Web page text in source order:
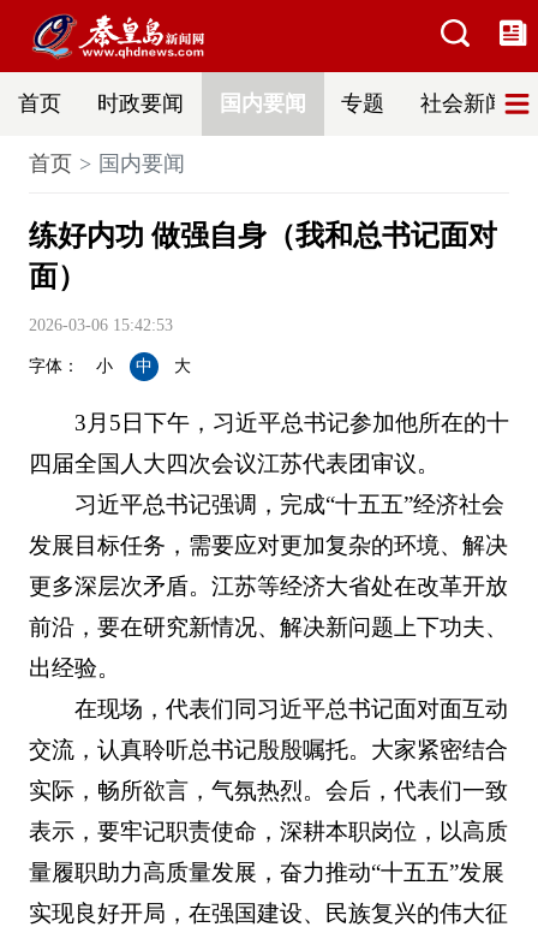
首页 时政要闻 国内要闻 专题 社会新闻
首页 国内要闻
练好内功 做强自身（我和总书记面对
面）
2026-03-06 15:42:53
字体： 小 中 大
3月5日下午，习近平总书记参加他所在的十
四届全国人大四次会议江苏代表团审议。
习近平总书记强调，完成“十五五”经济社会
发展目标任务，需要应对更加复杂的环境、解决
更多深层次矛盾。江苏等经济大省处在改革开放
前沿，要在研究新情况、解决新问题上下功夫、
出经验。
在现场，代表们同习近平总书记面对面互动
交流，认真聆听总书记殷殷嘱托。大家紧密结合
实际，畅所欲言，气氛热烈。会后，代表们一致
表示，要牢记职责使命，深耕本职岗位，以高质
量履职助力高质量发展，奋力推动“十五五”发展
实现良好开局，在强国建设、民族复兴的伟大征